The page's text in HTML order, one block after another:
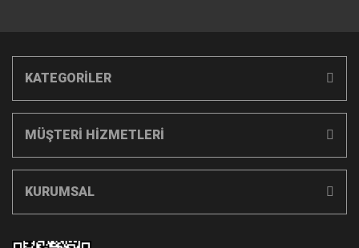
KATEGORİLER
MÜŞTERİ HİZMETLERİ
KURUMSAL